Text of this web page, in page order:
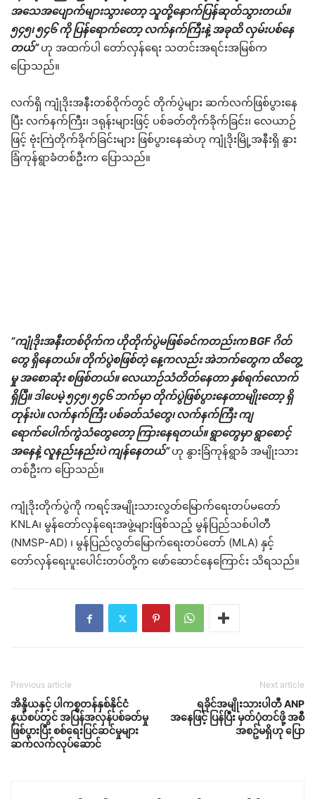
အသေအပျောက်များသွားတော့ သူတို့နောက်ပြန်ဆုတ်သွားတယ်။
၅၄၅၊ ၅၄၆ ကို ပြန်ရောက်တော့ လက်နက်ကြီးနဲ့ အခုထိ လှမ်းပစ်နေ
တယ်”ဟု အထက်ပါ တော်လှန်ရေး သတင်းအရင်းအမြစ်က
ပြောသည်။
လက်ရှိ ကျုံဒိုးအနီးတစ်ဝိုက်တွင် တိုက်ပွဲများ ဆက်လက်ဖြစ်ပွားနေ
ပြီး လက်နက်ကြီး၊ ဒရုန်းများဖြင့် ပစ်ခတ်တိုက်ခိုက်ခြင်း၊ လေယာဉ်
ဖြင့် ဗုံးကြဲတိုက်ခိုက်ခြင်းများ ဖြစ်ပွားနေဆဲဟု ကျုံဒိုးမြို့အနီးရှိ နွား
ခြံကုန်ရွာခံတစ်ဦးက ပြောသည်။
“ကျုံဒိုးအနီးတစ်ဝိုက်က ဟိုတိုက်ပွဲမဖြစ်ခင်ကတည်းက BGF ဂိတ်
တွေ ရှိနေတယ်။ တိုက်ပွဲစဖြစ်တဲ့ နေ့ကလည်း အဲဘက်တွေက ထိတွေ့
မှု အစောဆုံး စဖြစ်တယ်။ လေယာဉ်သံတိတ်နေတာ နှစ်ရက်လောက်
ရှိပြီ။ ဒါပေမဲ့ ၅၄၅၊ ၅၄၆ ဘက်မှာ တိုက်ပွဲဖြစ်ပွားနေတာမျိုးတော့ ရှိ
တုန်းပဲ။ လက်နက်ကြီး ပစ်ခတ်သံတွေ၊ လက်နက်ကြီး ကျ
ရောက်ပေါက်ကွဲသံတွေတော့ ကြားနေရတယ်။ ရွာတွေမှာ ရွာစောင့်
အနေနဲ့ လူနည်းနည်းပဲ ကျန်နေတယ်”ဟု နွားခြံကုန်ရွာခံ အမျိုးသား
တစ်ဦးက ပြောသည်။
ကျုံဒိုးတိုက်ပွဲကို ကရင့်အမျိုးသားလွတ်မြောက်ရေးတပ်မတော်
KNLA၊ မွန်တော်လှန်ရေးအဖွဲ့များဖြစ်သည့် မွန်ပြည်သစ်ပါတီ
(NMSP-AD) ၊ မွန်ပြည်လွတ်မြောက်ရေးတပ်တော် (MLA) နှင့်
တော်လှန်ရေးပူးပေါင်းတပ်တို့က ဖော်ဆောင်နေကြောင်း သိရသည်။
Previous article
အိန္ဒိယနှင့် ပါကစ္စတန်နှစ်နိုင်ငံ
နယ်စပ်တွင် အပြန်အလှန်ပစ်ခတ်မှု
ဖြစ်ပွားပြီး စစ်ရေးပြင်ဆင်မှုများ
ဆက်လက်လုပ်ဆောင်
Next article
ရခိုင်အမျိုးသားပါတီ ANP
အနေဖြင့် ပြန်ပြီး မှတ်ပုံတင်ဖို့ အစီ
အစဥ်မရှိဟု ပြော